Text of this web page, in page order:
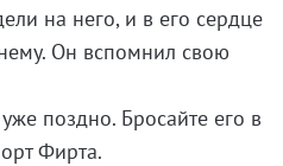
на него, и в его сердце
Он вспомнил свою
поздно. Бросайте его в
Фирта.